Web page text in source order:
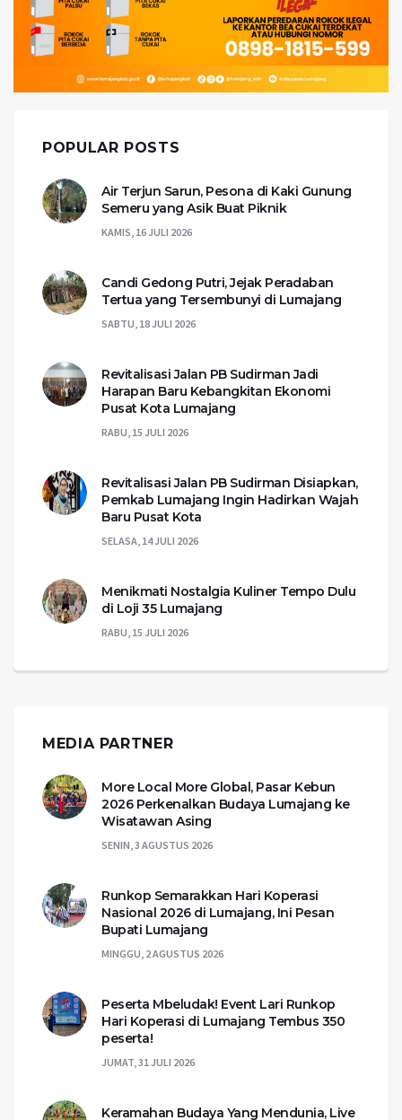
POPULAR POSTS
Air Terjun Sarun, Pesona di Kaki Gunung
Semeru yang Asik Buat Piknik
KAMIS, 16 JULI 2026
Candi Gedong Putri, Jejak Peradaban
Tertua yang Tersembunyi di Lumajang
SABTU, 18 JULI 2026
Revitalisasi Jalan PB Sudirman Jadi
Harapan Baru Kebangkitan Ekonomi
Pusat Kota Lumajang
RABU, 15 JULI 2026
Revitalisasi Jalan PB Sudirman Disiapkan,
Pemkab Lumajang Ingin Hadirkan Wajah
Baru Pusat Kota
SELASA, 14 JULI 2026
Menikmati Nostalgia Kuliner Tempo Dulu
di Loji 35 Lumajang
RABU, 15 JULI 2026
MEDIA PARTNER
More Local More Global, Pasar Kebun
2026 Perkenalkan Budaya Lumajang ke
Wisatawan Asing
SENIN, 3 AGUSTUS 2026
Runkop Semarakkan Hari Koperasi
Nasional 2026 di Lumajang, Ini Pesan
Bupati Lumajang
MINGGU, 2 AGUSTUS 2026
Peserta Mbeludak! Event Lari Runkop
Hari Koperasi di Lumajang Tembus 350
peserta!
JUMAT, 31 JULI 2026
Keramahan Budaya Yang Mendunia, Live